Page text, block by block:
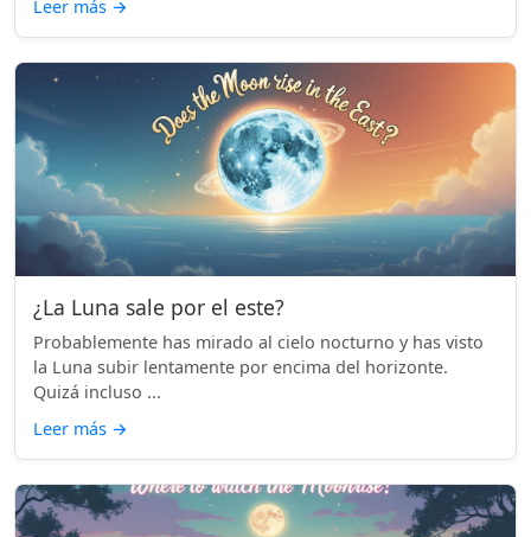
Leer más →
¿La Luna sale por el este?
Probablemente has mirado al cielo nocturno y has visto
la Luna subir lentamente por encima del horizonte.
Quizá incluso ...
Leer más →